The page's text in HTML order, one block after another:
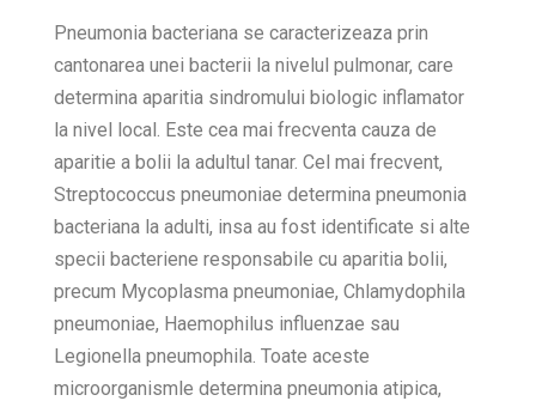
Pneumonia bacteriana se caracterizeaza prin
cantonarea unei bacterii la nivelul pulmonar, care
determina aparitia sindromului biologic inflamator
la nivel local. Este cea mai frecventa cauza de
aparitie a bolii la adultul tanar. Cel mai frecvent,
Streptococcus pneumoniae determina pneumonia
bacteriana la adulti, insa au fost identificate si alte
specii bacteriene responsabile cu aparitia bolii,
precum Mycoplasma pneumoniae, Chlamydophila
pneumoniae, Haemophilus influenzae sau
Legionella pneumophila. Toate aceste
microorganismle determina pneumonia atipica,